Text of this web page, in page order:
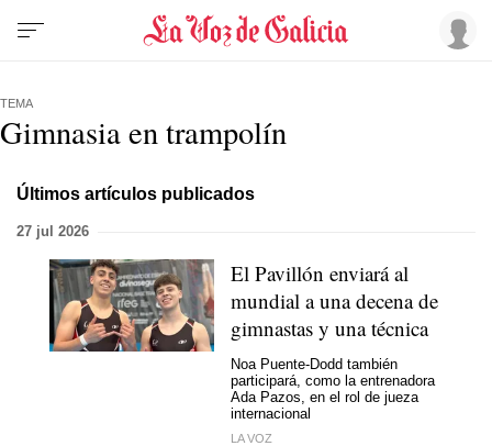
TEMA
Gimnasia en trampolín
Últimos artículos publicados
27 jul 2026
El Pavillón enviará al
mundial a una decena de
gimnastas y una técnica
Noa Puente-Dodd también
participará, como la entrenadora
Ada Pazos, en el rol de jueza
internacional
LA VOZ